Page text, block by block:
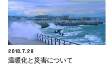
2018.7.28
温暖化と災害について